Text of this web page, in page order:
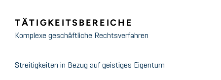
TÄTIGKEITSBEREICHE
Komplexe geschäftliche Rechtsverfahren
Streitigkeiten in Bezug auf geistiges Eigentum